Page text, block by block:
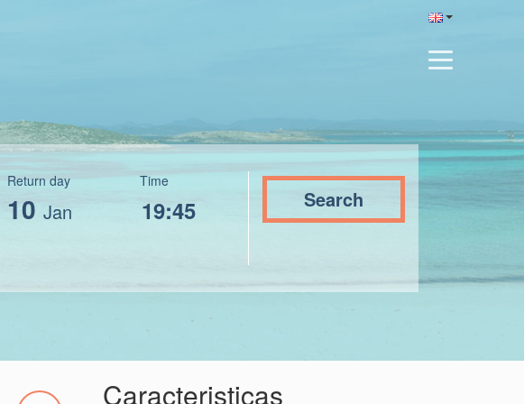
Return day
10 Jan
Time
Caracteristicas